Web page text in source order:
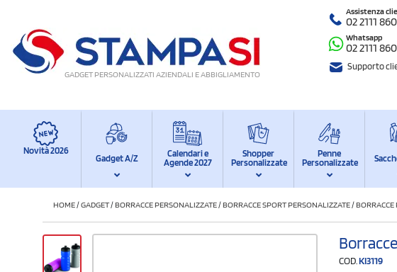
GADGET PERSONALIZZATI AZIENDALI E ABBIGLIAMENTO
Assistenza
02 2111
Whatsapp
02 2111
Supporto
Novità 2026
Gadget A/Z
Calendari e
Agende 2027
Shopper
Personalizzate
Penne
Personalizzate
HOME/GADGET/BORRACCE PERSONALIZZATE/BORRACCE SPORT PERSONALIZZATE/
COD. KI3119